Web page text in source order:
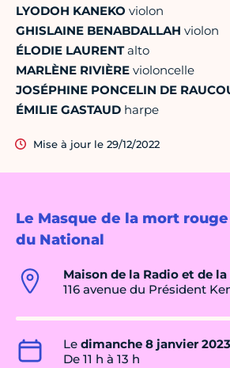
Le Masque de la mort
du National
Maison de la Radio et de
116 avenue du Président
Le dimanche 8 janvier 2023
De 11 h à 13 h
LYODOH KANEKO violon
GHISLAINE BENABDALLAH violon
ÉLODIE LAURENTalto
MARLÈNE RIVIÈRE violoncelle
JOSÉPHINE PONCELIN DE
ÉMILIE GASTAUD harpe
Mise à jour le 29/12/2022